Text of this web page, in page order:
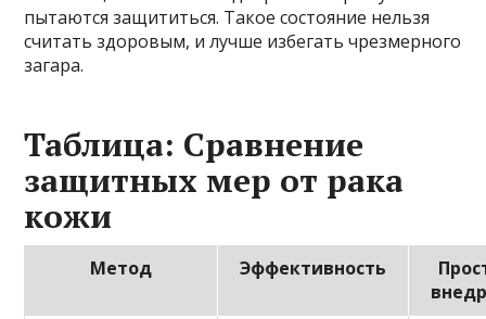
пытаются защититься. Такое состояние нельзя
считать здоровым, и лучше избегать чрезмерного
загара.
Таблица: Сравнение
защитных мер от рака
кожи
Метод Эффективность